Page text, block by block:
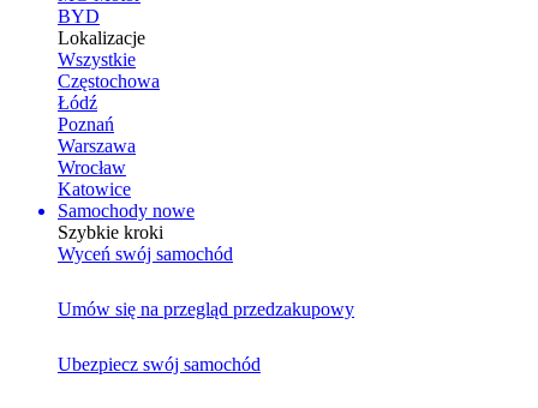
BYD
Lokalizacje
Wszystkie
Częstochowa
Łódź
Poznań
Warszawa
Wrocław
Katowice
Samochody nowe
Szybkie kroki
Wyceń swój samochód
Umów się na przegląd przedzakupowy
Ubezpiecz swój samochód